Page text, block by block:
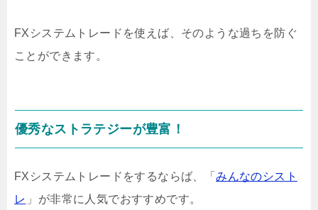
FXシステムトレードを使えば、そのような過ちを防ぐ
ことができます。
優秀なストラテジーが豊富！
FXシステムトレードをするならば、「みんなのシスト
レ 」が非常に人気でおすすめです。